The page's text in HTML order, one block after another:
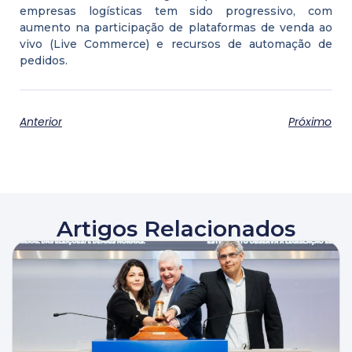
empresas logísticas tem sido progressivo, com
aumento na participação de plataformas de venda ao
vivo (Live Commerce) e recursos de automação de
pedidos.
Anterior Próximo
Artigos Relacionados